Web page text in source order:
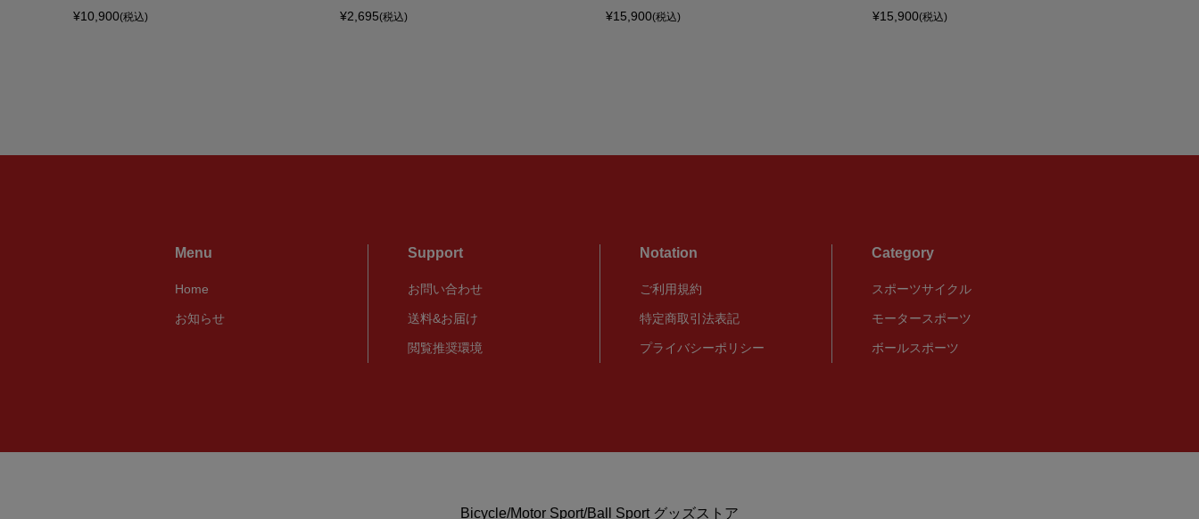
¥10,900(税込)
¥2,695(税込)
¥15,900(税込)
¥15,900(税込)
Menu
Home
お知らせ
Support
お問い合わせ
送料&お届け
閲覧推奨環境
Notation
ご利用規約
特定商取引法表記
プライバシーポリシー
Category
スポーツサイクル
モータースポーツ
ボールスポーツ
Bicycle/Motor Sport/Ball Sport グッズストア